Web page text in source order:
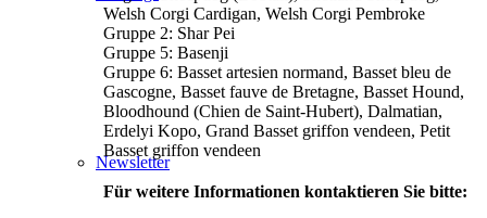
Newsletter
Welsh Corgi Cardigan, Welsh Corgi Pembroke
Gruppe 2: Shar Pei
Gruppe 5: Basenji
Gruppe 6: Basset artesien normand, Basset bleu de
Gascogne, Basset fauve de Bretagne, Basset Hound,
Bloodhound (Chien de Saint-Hubert), Dalmatian,
Erdelyi Kopo, Grand Basset griffon vendeen, Petit
Basset griffon vendeen
Für weitere Informationen kontaktieren Sie bitte: